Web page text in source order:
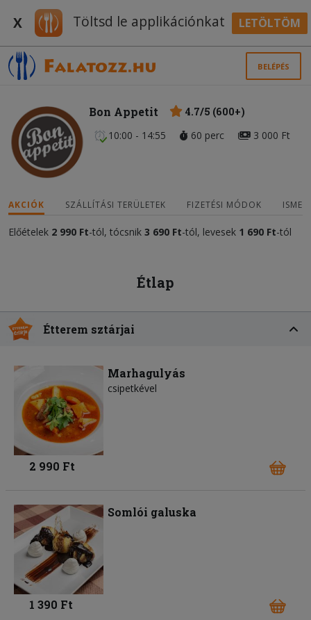
X Töltsd le applikációnkat LETÖLTÖM
BELÉPÉS
Bon Appetit
4.7/5 (600+)
10:00 - 14:55
60 perc 3 000 Ft
AKCIÓK SZÁLLÍTÁSI TERÜLETEK FIZETÉSI MÓDOK
Előételek 2 990 Ft-tól, tócsnik 3 690 Ft-tól, levesek 1 690 Ft-tól
Étlap
Étterem sztárjai
Marhagulyás
csipetkével
2 990 Ft
Somlói galuska
1 390 Ft